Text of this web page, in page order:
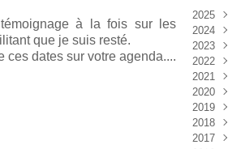
à la fois sur les
que je suis resté.
ces dates sur votre agenda....
2025
Août
Juin
2024
Août
Juin
2023
Avril
2022
Juin
Mai
Avril
2021
Août
2020
2019
2018
2017